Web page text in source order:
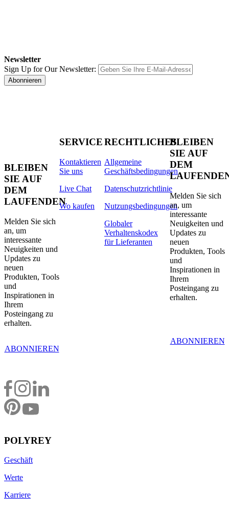
Newsletter
Sign Up for Our Newsletter:
Abonnieren
BLEIBEN
SIE AUF
DEM
LAUFENDEN
Melden Sie sich
an, um
interessante
Neuigkeiten und
Updates zu
neuen
Produkten, Tools
und
Inspirationen in
Ihrem
Posteingang zu
erhalten.
ABONNIEREN
POLYREY
Geschäft
Werte
Karriere
SERVICE
Kontaktieren
Sie uns
Live Chat
Wo kaufen
RECHTLICHES
Allgemeine
Geschäftsbedingungen
Datenschutzrichtlinie
Nutzungsbedingungen
Globaler
Verhaltenskodex
für Lieferanten
BLEIBEN
SIE AUF
DEM
Melden Sie sich
an, um
interessante
Neuigkeiten und
Updates zu
neuen
Produkten, Tools
und
Inspirationen in
Ihrem
Posteingang zu
erhalten.
ABONNIEREN